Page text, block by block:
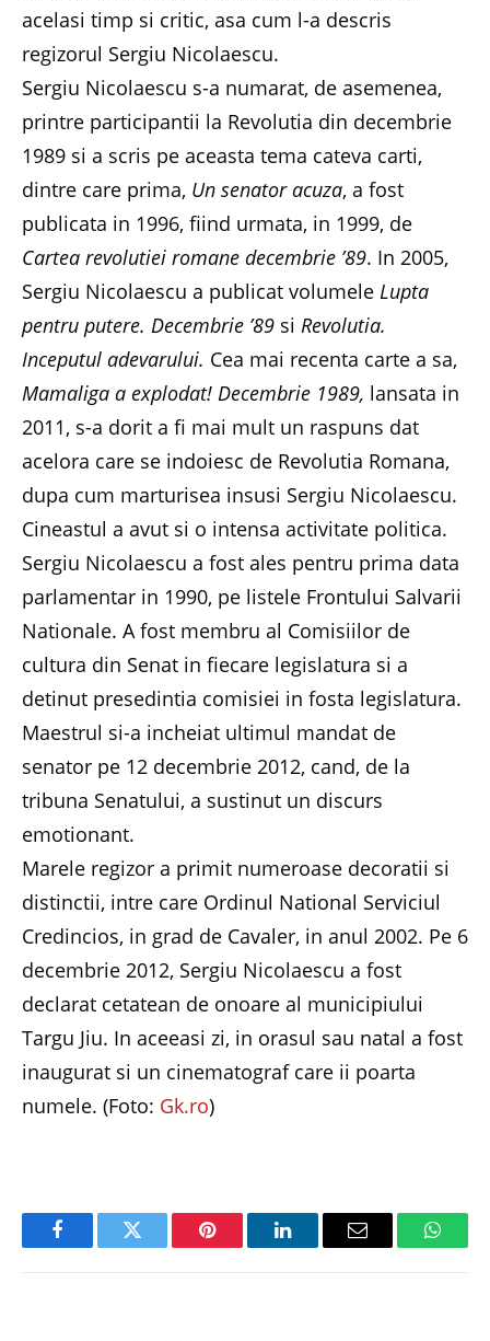
acelasi timp si critic, asa cum l-a descris
regizorul Sergiu Nicolaescu.
Sergiu Nicolaescu s-a numarat, de asemenea,
printre participantii la Revolutia din decembrie
1989 si a scris pe aceasta tema cateva carti,
dintre care prima, Un senator acuza, a fost
publicata in 1996, fiind urmata, in 1999, de
Cartea revolutiei romane decembrie ’89. In 2005,
Sergiu Nicolaescu a publicat volumele Lupta
pentru putere. Decembrie ’89 si Revolutia.
Inceputul adevarului. Cea mai recenta carte a sa,
Mamaliga a explodat! Decembrie 1989, lansata in
2011, s-a dorit a fi mai mult un raspuns dat
acelora care se indoiesc de Revolutia Romana,
dupa cum marturisea insusi Sergiu Nicolaescu.
Cineastul a avut si o intensa activitate politica.
Sergiu Nicolaescu a fost ales pentru prima data
parlamentar in 1990, pe listele Frontului Salvarii
Nationale. A fost membru al Comisiilor de
cultura din Senat in fiecare legislatura si a
detinut presedintia comisiei in fosta legislatura.
Maestrul si-a incheiat ultimul mandat de
senator pe 12 decembrie 2012, cand, de la
tribuna Senatului, a sustinut un discurs
emotionant.
Marele regizor a primit numeroase decoratii si
distinctii, intre care Ordinul National Serviciul
Credincios, in grad de Cavaler, in anul 2002. Pe 6
decembrie 2012, Sergiu Nicolaescu a fost
declarat cetatean de onoare al municipiului
Targu Jiu. In aceeasi zi, in orasul sau natal a fost
inaugurat si un cinematograf care ii poarta
numele. (Foto: Gk.ro)
FacebookTwitter Pinterest LinkedInEmail